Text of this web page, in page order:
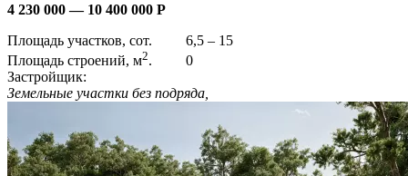
4 230 000 — 10 400 000 Р
Площадь участков, сот.
6,5 – 15
Площадь строений, м2.
0
Застройщик:
Земельные участки без подряда,